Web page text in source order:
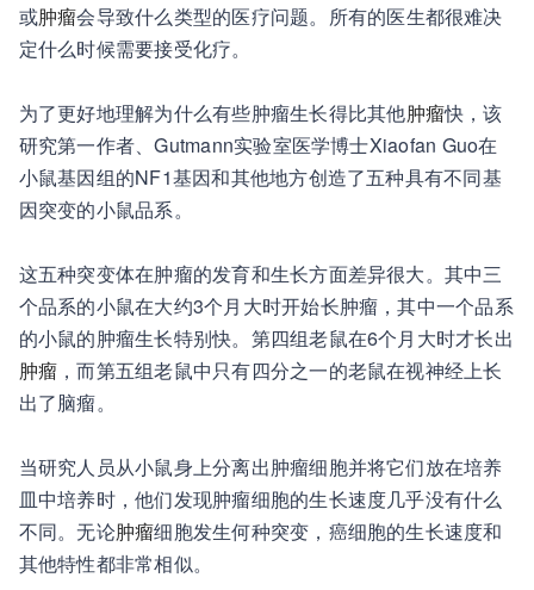
或肿瘤会导致什么类型的医疗问题。所有的医生都很难决
定什么时候需要接受化疗。
为了更好地理解为什么有些肿瘤生长得比其他肿瘤快，该
研究第一作者、Gutmann实验室医学博士Xiaofan Guo在
小鼠基因组的NF1基因和其他地方创造了五种具有不同基
因突变的小鼠品系。
这五种突变体在肿瘤的发育和生长方面差异很大。其中三
个品系的小鼠在大约3个月大时开始长肿瘤，其中一个品系
的小鼠的肿瘤生长特别快。第四组老鼠在6个月大时才长出
肿瘤 ，而第五组老鼠中只有四分之一的老鼠在视神经上长
出了脑瘤。
当研究人员从小鼠身上分离出肿瘤细胞并将它们放在培养
皿中培养时，他们发现肿瘤细胞的生长速度几乎没有什么
不同。无论肿瘤细胞发生何种突变，癌细胞的生长速度和
其他特性都非常相似。